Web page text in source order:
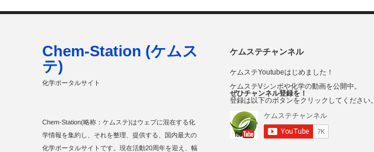
ケムステチャンネル
ケムステYoutubeはじめました！
ケムステVシンポや化学の動画を公開中。
ぜひチャンネル登録を！
登録は以下のボタンをクリックしてください。
Chem-Station (ケムス
テ)
化学ポータルサイト
Chem-Station(略称：ケムステ)はウェブに混在する化
学情報を集約し、それを整理、提供する、国内最大の
化学ポータルサイトです。現在活動20周年を迎え、幅